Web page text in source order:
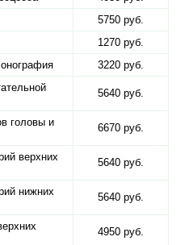
5750 руб.
1270 руб.
3220 руб.
5640 руб.
головы и
6670 руб.
верхних
5640 руб.
нижних
5640 руб.
4950 руб.